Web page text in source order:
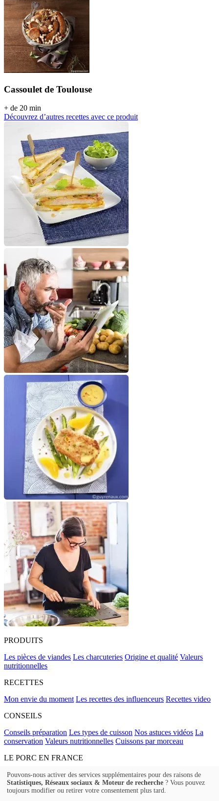
Cassoulet de Toulouse
+ de 20 min
Découvrez d’autres recettes avec ce produit
PRODUITS
Les pièces de viandes Les charcuteries Origine et qualité Valeurs
nutritionnelles
RECETTES
Mon envie du moment Les recettes des influenceurs Recettes video
CONSEILS
Conseils préparation Les types de cuisson Nos astuces vidéos La
conservation Valeurs nutritionnelles Cuissons par morceau
LE PORC EN FRANCE
La filière, étape par étape L'élevage de porcs en France Le métier
d'éleveur Le Porc L'engagement de la filière
FAQ Contact Politique de confidentialité Mentions légales
Pouvons-nous activer des services supplémentaires pour des raisons de
Statistiques, Réseaux sociaux & Moteur de recherche ? Vous pouvez
toujours modifier ou retirer votre consentement plus tard.